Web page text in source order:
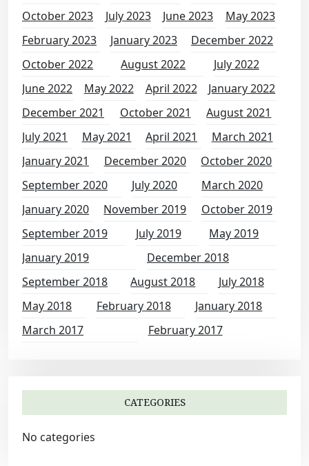
October 2023
July 2023 June 2023
May 2023
February 2023
January 2023
December 2022
October 2022
August 2022
July 2022
June 2022
May 2022 April 2022
January 2022
December 2021
October 2021
August 2021
July 2021
May 2021 April 2021
March 2021
January 2021
December 2020
October 2020
September 2020
July 2020
March 2020
January 2020
November 2019
October 2019
September 2019
July 2019
May 2019
January 2019
December 2018
September 2018
August 2018
July 2018
May 2018
February 2018
January 2018
March 2017
February 2017
CATEGORIES
No categories